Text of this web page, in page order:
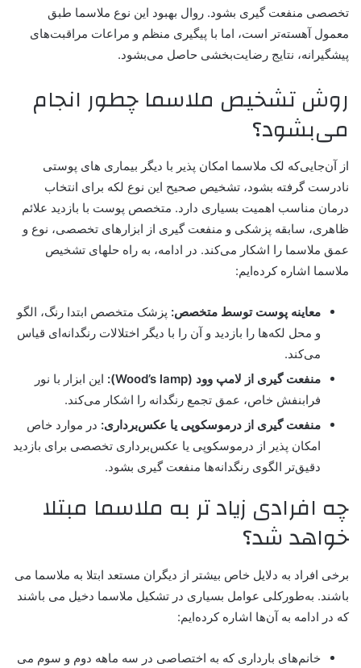
تخصصی منفعت گیری بشود. روال بهبود این نوع ملاسما طبق
معمول آهسته‌تر است، اما با پیگیری منظم و مراعات مراقبت‌های
پیشگیرانه، نتایج رضایت‌بخشی حاصل می‌بشود.
روش تشخیص ملاسما چطور انجام
می‌بشود؟
از آن‌جایی‌که لک ملاسما امکان پذیر با دیگر بیماری های پوستی
نادرست گرفته بشود، تشخیص صحیح این نوع لکه برای انتخاب
درمان مناسب اهمیت بسیاری دارد. متخصص پوست با بازدید علائم
ظاهری، سابقه پزشکی و منفعت گیری از ابزارهای تخصصی، نوع و
عمق ملاسما را اشکار می‌کند. در ادامه، به راه حلهای تشخیص
ملاسما اشاره کرده‌ایم:
معاینه پوست توسط متخصص: پزشک متخصص ابتدا رنگ، الگو
و محل لکه‌ها را بازدید و آن را با دیگر اختلالات رنگدانه‌ای قیاس
می‌کند.
منفعت گیری از لامپ وود (Wood’s lamp):
این ابزار با نور
فرابنفش خاص، عمق تجمع رنگدانه را اشکار می‌کند.
منفعت گیری از درموسکوپی یا عکس‌برداری: در موارد خاص
امکان پذیر از درموسکوپی یا عکس‌برداری تخصصی برای بازدید
دقیق‌تر الگوی رنگدانه‌ها منفعت گیری بشود.
چه افرادی زیاد تر به ملاسما مبتلا
خواهد شد؟
برخی افراد به ‌دلایل خاص بیشتر از دیگران مستعد ابتلا به ملاسما می
باشند. به‌طورکلی عوامل بسیاری در تشکیل ملاسما دخیل می باشند
که در ادامه به آن‌ها اشاره کرده‌ایم:
خانم‌های بارداری که به اختصاصی در سه ماهه دوم و سوم می